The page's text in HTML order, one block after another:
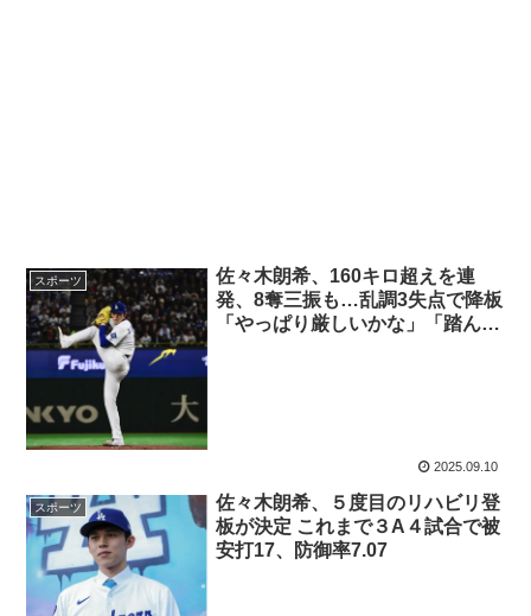
スポーツ
佐々木朗希、160キロ超えを連
発、8奪三振も…乱調3失点で降板
「やっぱり厳しいかな」「踏ん張
2025.09.10
スポーツ
佐々木朗希、５度目のリハビリ登
板が決定 これまで３A４試合で被
安打17、防御率7.07